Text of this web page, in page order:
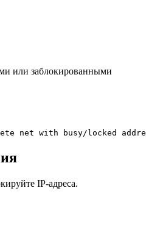
или заблокированными
net with busy/locked
IP-адреса.